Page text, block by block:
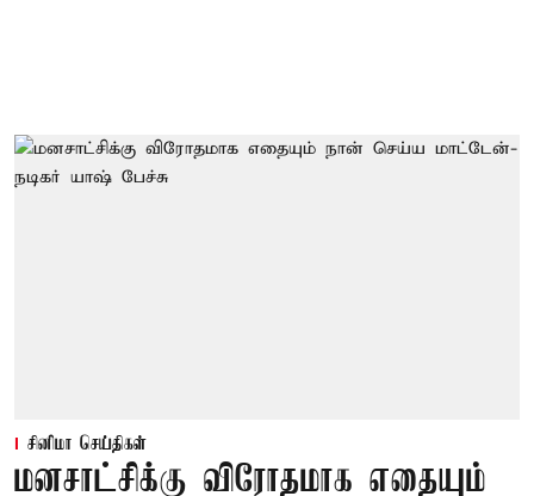
சினிமா செய்திகள்
மனசாட்சிக்கு விரோதமாக எதையும்